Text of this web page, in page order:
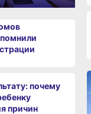
почему
причин